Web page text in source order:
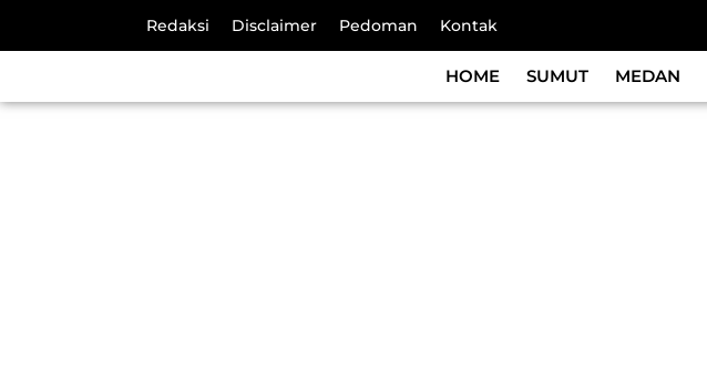
Redaksi Disclaimer Pedoman Kontak
HOME SUMUT MEDAN